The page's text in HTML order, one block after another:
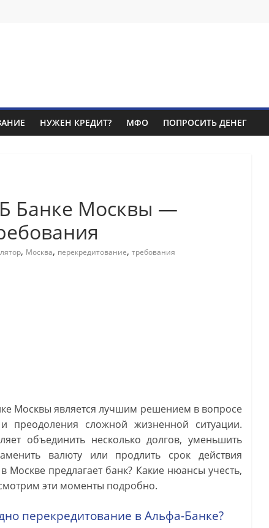
НУЖЕН КРЕДИТ? МФО ПОПРОСИТЬ ДЕНЕГ
Банке Москвы —
, Москва, перекредитование, требования
Москвы является лучшим решением в вопросе
преодоления сложной жизненной ситуации.
объединить несколько долгов, уменьшить
валюту или продлить срок действия
Москве предлагает банк? Какие нюансы учесть,
эти моменты подробно.
перекредитование в Альфа-Банке?